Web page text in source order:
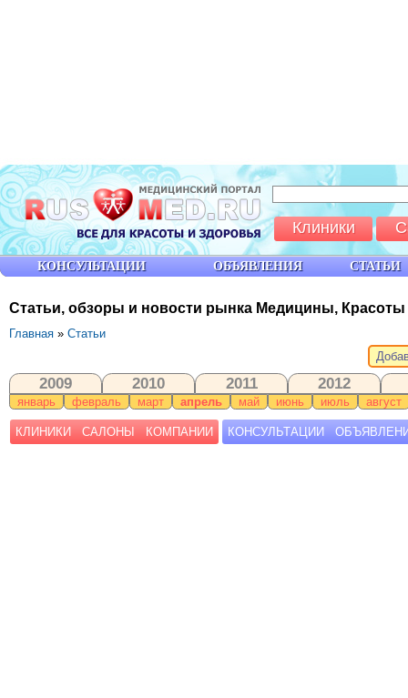
Статьи, обзоры и новости рынка Медицины,
Главная » Статьи
2009 2010 2011 2012
январь февраль март апрель май июнь июль август
КЛИНИКИ САЛОНЫ КОМПАНИИ КОНСУЛЬТАЦИИ
КОНСУЛЬТАЦИИ ОБЪЯВЛЕНИЯ СТАТЬИ
Клиники